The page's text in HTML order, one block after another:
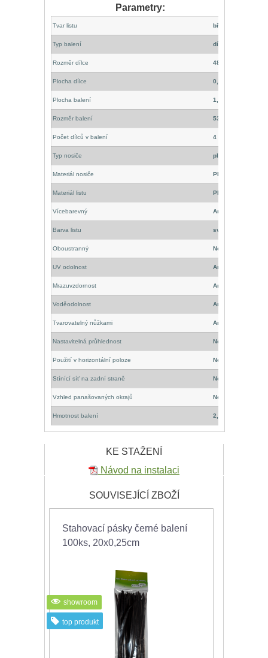
Parametry:
Tvar listu břečťan
Typ balení dílce
Rozměr dílce 48 x 48 cm
Plocha dílce 0,25 m
Plocha balení 1,0 m
Rozměr balení 53 x 52 x 29 cm
Počet dílců v balení 4
Typ nosiče plastový rastr
Materiál nosiče PE polyethylen
Materiál listu PE polyethylen
Vícebarevný Ano
Barva listu světle a tm. zelená
Oboustranný Ne
UV odolnost Ano
Mrazuvzdornost Ano
Voděodolnost Ano
Tvarovatelný nůžkami Ano
Nastavitelná průhlednost Ne
Použití v horizontální poloze Ne
Stínící síť na zadní straně Ne
Vzhled panašovaných okrajů Ne
Hmotnost balení 2,18 kg
KE STAŽENÍ
Návod na instalaci
SOUVISEJÍCÍ ZBOŽÍ
Stahovací pásky černé balení
100ks, 20x0,25cm
showroom
top produkt